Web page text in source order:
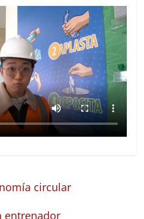
circular
entrenador